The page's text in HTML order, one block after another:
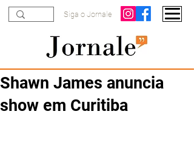
Siga o Jornale
Shawn James anuncia
show em Curitiba